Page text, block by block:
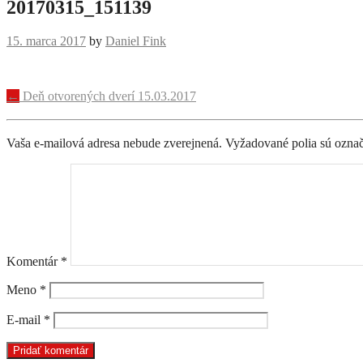
20170315_151139
15. marca 2017 by Daniel Fink
Navigácia
príspevku
← Deň otvorených dverí 15.03.2017
Vaša e-mailová adresa nebude zverejnená. Vyžadované polia sú
Komentár *
Meno *
E-mail *